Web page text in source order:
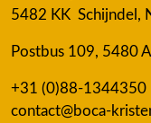
5482 KK Schijndel,
Postbus 109, 5480
+31 (0)88-1344350
contact@boca-